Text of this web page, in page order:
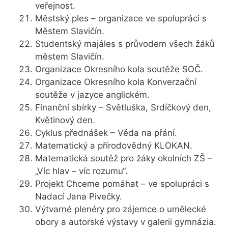
veřejnost.
Městský ples – organizace ve spolupráci s
Městem Slavičín.
Studentský majáles s průvodem všech žáků
městem Slavičín.
Organizace Okresního kola soutěže SOČ.
Organizace Okresního kola Konverzační
soutěže v jazyce anglickém.
Finanční sbírky – Světluška, Srdíčkový den,
Květinový den.
Cyklus přednášek – Věda na přání.
Matematický a přírodovědný KLOKAN.
Matematická soutěž pro žáky okolních ZŠ –
„Víc hlav – víc rozumu“.
Projekt Chceme pomáhat – ve spolupráci s
Nadací Jana Pivečky.
Výtvarné plenéry pro zájemce o umělecké
obory a autorské výstavy v galerii gymnázia.